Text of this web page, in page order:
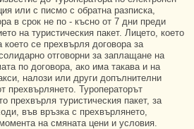
или с писмо с обратна разписка,
в срок не по - късно от 7 дни преди
на туристическия пакет. Лицето, което
се прехвърля договора за
отговорни за заплащане на
по договора, ако има такава и на
налози или други допълнителни
прехвърлянето. Туроператорът
прехвърля туристическия пакет, за
във връзка с прехвърлянето,
на смяната цени и условия.